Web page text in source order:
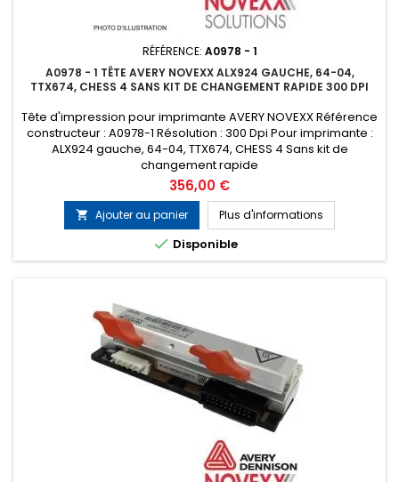
RÉFÉRENCE: A0978 - 1
A0978 - 1 TÊTE AVERY NOVEXX ALX924 GAUCHE, 64-04,
TTX674, CHESS 4 SANS KIT DE CHANGEMENT RAPIDE 300 DPI
Tête d'impression pour imprimante AVERY NOVEXX Référence
constructeur : A0978-1 Résolution : 300 Dpi Pour imprimante :
ALX924 gauche, 64-04, TTX674, CHESS 4 Sans kit de
changement rapide
Prix
356,00 €
 Ajouter au panier Plus d'informations
 Disponible